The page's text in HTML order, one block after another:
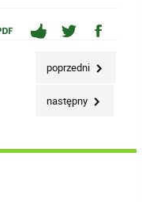
poprzedni
następny